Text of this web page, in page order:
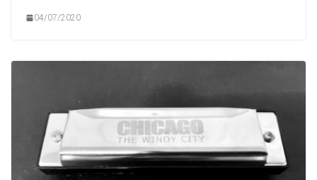
04/07/2020